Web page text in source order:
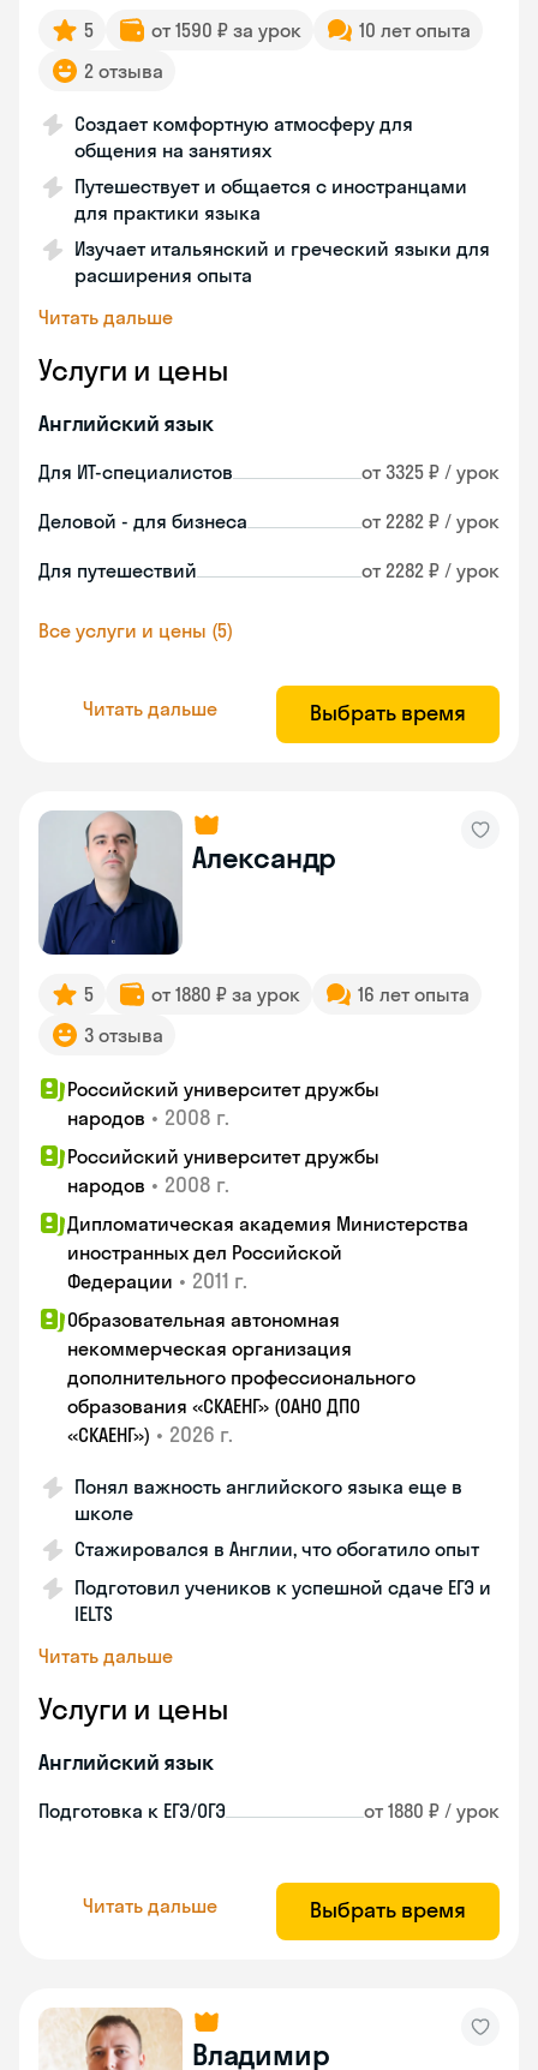
5 от 1590 ₽ за урок
10 лет опыта
2 отзыва
Создает комфортную атмосферу для
общения на занятиях
Путешествует и общается с иностранцами
для практики языка
Изучает итальянский и греческий языки для
расширения опыта
Читать дальше
Услуги и цены
Английский язык
Для ИТ-специалистов от 3325 ₽ / урок
Деловой - для бизнеса от 2282 ₽ / урок
Для путешествий от 2282 ₽ / урок
Все услуги и цены (5)
Читать дальше Выбрать время
Александр
5 от 1880 ₽ за урок
16 лет опыта
3 отзыва
Российский университет дружбы
народов • 2008 г.
Российский университет дружбы
народов • 2008 г.
Дипломатическая академия Министерства
иностранных дел Российской
Федерации • 2011 г.
Образовательная автономная
некоммерческая организация
дополнительного профессионального
образования «СКАЕНГ» (ОАНО ДПО
«СКАЕНГ») • 2026 г.
Понял важность английского языка еще в
школе
Стажировался в Англии, что обогатило опыт
Подготовил учеников к успешной сдаче ЕГЭ и
IELTS
Читать дальше
Услуги и цены
Английский язык
Подготовка к ЕГЭ/ОГЭ от 1880 ₽ / урок
Читать дальше Выбрать время
Владимир